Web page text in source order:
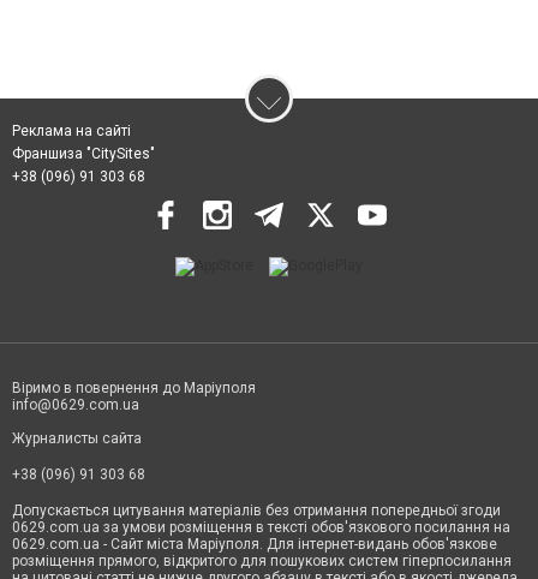
Реклама на сайті
Франшиза "CitySites"
+38 (096) 91 303 68
Віримо в повернення до Маріуполя
info@0629.com.ua
Журналисты сайта
+38 (096) 91 303 68
Допускається цитування матеріалів без отримання попередньої згоди
0629.com.ua за умови розміщення в тексті обов'язкового посилання на
0629.com.ua - Сайт міста Маріуполя. Для інтернет-видань обов'язкове
розміщення прямого, відкритого для пошукових систем гіперпосилання